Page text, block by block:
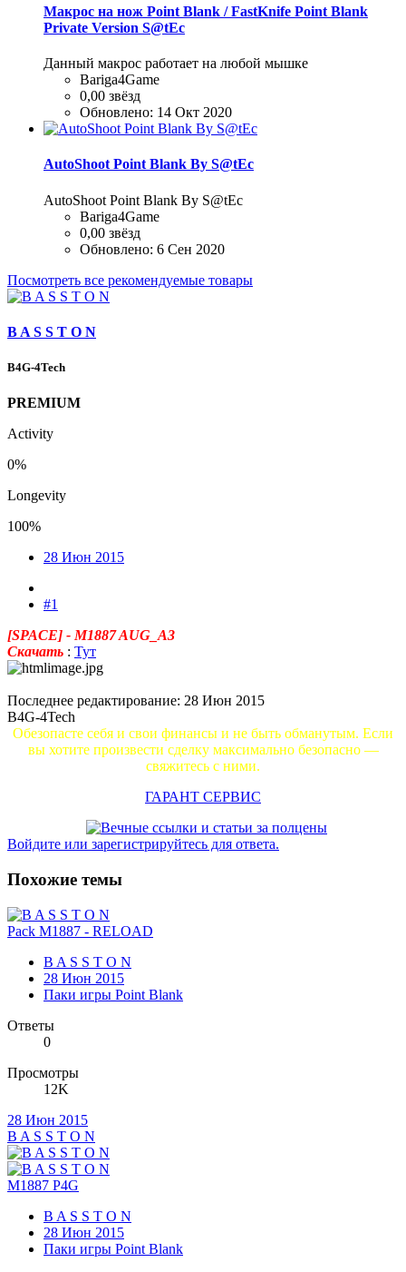
Макрос на нож Point Blank / FastKnife Point Blank
Private Version S@tEc
Данный макрос работает на любой мышке
Bariga4Game
0,00 звёзд
Обновлено: 14 Окт 2020
AutoShoot Point Blank By S@tEc
AutoShoot Point Blank By S@tEc
Bariga4Game
0,00 звёзд
Обновлено: 6 Сен 2020
Посмотреть все рекомендуемые товары
B A S S T O N
B4G-4Tech
PREMIUM
Activity
0%
Longevity
100%
28 Июн 2015
#1
[SPACE] - M1887 AUG_A3
Скачать : Тут
Последнее редактирование: 28 Июн 2015
B4G-4Tech
Обезопасте себя и свои финансы и не быть обманутым. Если
вы хотите произвести сделку максимально безопасно —
свяжитесь с ними.
ГАРАНТ СЕРВИС
Войдите или зарегистрируйтесь для ответа.
Похожие темы
Pack M1887 - RELOAD
B A S S T O N
28 Июн 2015
Паки игры Point Blank
Ответы
0
Просмотры
12K
28 Июн 2015
B A S S T O N
M1887 P4G
B A S S T O N
28 Июн 2015
Паки игры Point Blank